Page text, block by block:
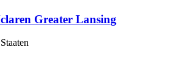
Greater Lansing